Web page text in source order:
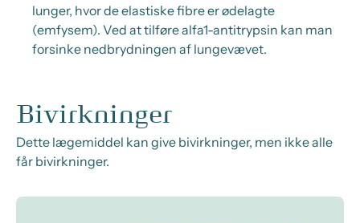
lunger, hvor de elastiske fibre er ødelagte
(emfysem). Ved at tilføre alfa1-antitrypsin kan man
forsinke nedbrydningen af lungevævet.
Bivirkninger
Dette lægemiddel kan give bivirkninger, men ikke alle
får bivirkninger.